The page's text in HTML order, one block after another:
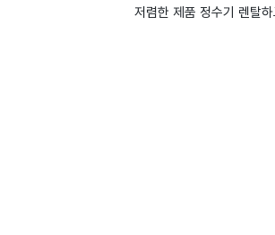
저렴한 제품 정수기 렌탈